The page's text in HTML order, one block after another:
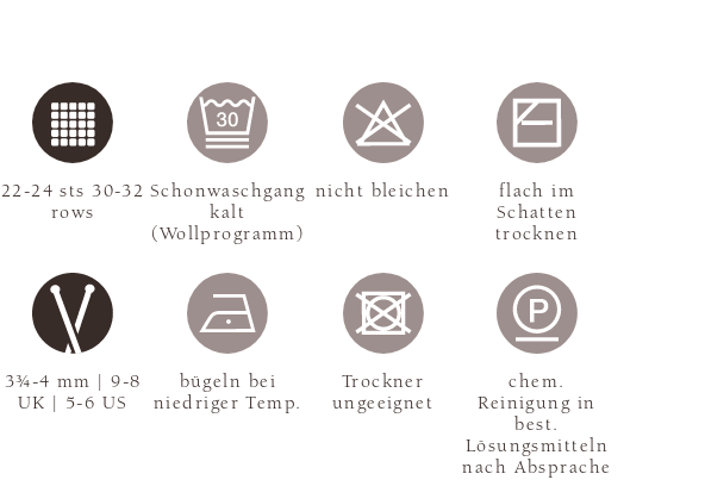
3¾-4 mm | 9-8
UK | 5-6 US
22-24 sts 30-32
rows
Schonwaschgang
kalt
(Wollprogramm)
nicht bleichen
flach im
Schatten
trocknen
bügeln bei
niedriger Temp.
Trockner
ungeeignet
chem.
Reinigung in
best.
Lösungsmitteln
nach Absprache